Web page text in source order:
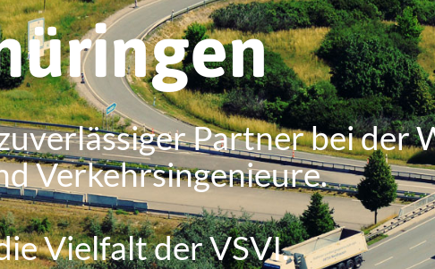
Partner bei der
Verkehrsingenieure.
Vielfalt der VSVI.